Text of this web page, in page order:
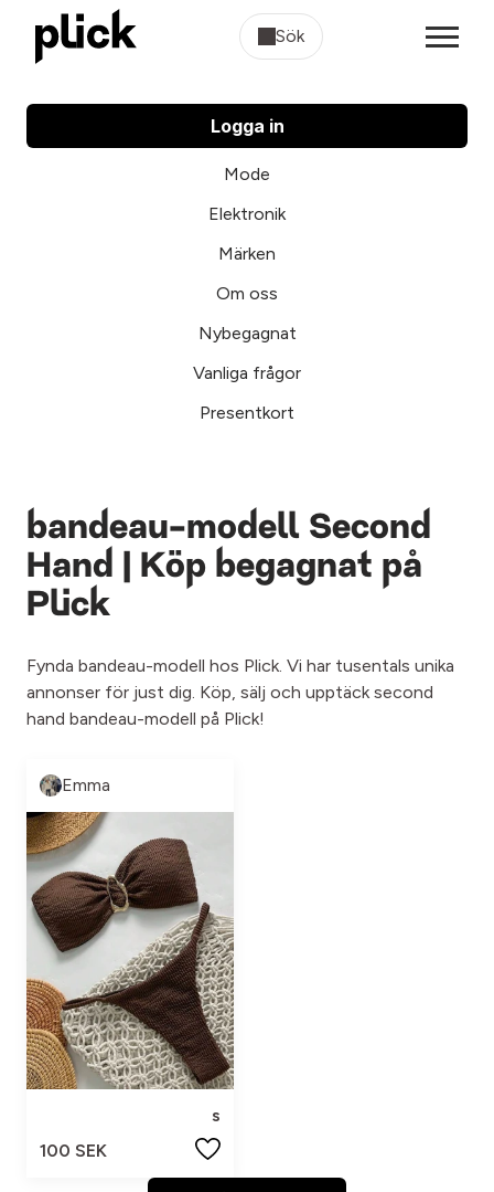
Sök
Logga in
Mode
Elektronik
Märken
Om oss
Nybegagnat
Vanliga frågor
Presentkort
bandeau-modell Second
Hand | Köp begagnat på
Plick
Fynda bandeau-modell hos Plick. Vi har tusentals unika
annonser för just dig. Köp, sälj och upptäck second
hand bandeau-modell på Plick!
Emma
s
100 SEK